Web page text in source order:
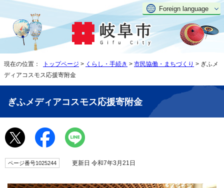
Foreign language
現在の位置： トップページ > くらし・手続き > 市民協働・まちづくり > ぎふメ
ディアコスモス応援寄附金
ぎふメディアコスモス応援寄附金
ページ番号1025244 更新日 令和7年3月21日